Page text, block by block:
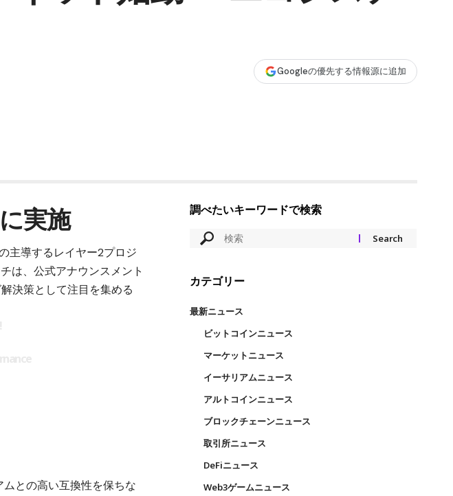
Googleの優先する情報源に追加
実施
主導するレイヤー2プロジ
は、公式アナウンスメント
決策として注目を集める
との高い互換性を保ちな
調べたいキーワードで検索
カテゴリー
最新ニュース
ビットコインニュース
マーケットニュース
イーサリアムニュース
アルトコインニュース
ブロックチェーンニュース
取引所ニュース
DeFiニュース
Web3ゲームニュース